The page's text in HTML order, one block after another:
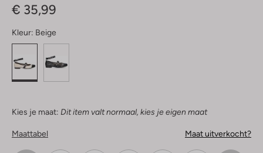
€ 35,99
Kleur: Beige
Kies je maat: Dit item valt normaal, kies je eigen maat
Maattabel Maat uitverkocht?